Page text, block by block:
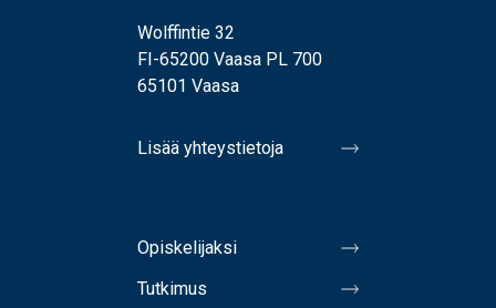
Wolffintie 32
FI-65200 Vaasa PL 700
65101 Vaasa
Lisää yhteystietoja
Opiskelijaksi
Tutkimus